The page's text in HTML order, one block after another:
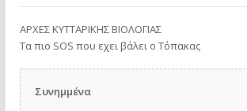
ΑΡΧΕΣ ΚΥΤΤΑΡΙΚΗΣ ΒΙΟΛΟΓΙΑΣ
Τα πιο SOS που εχει βάλει ο Τόπακας
Συνημμένα